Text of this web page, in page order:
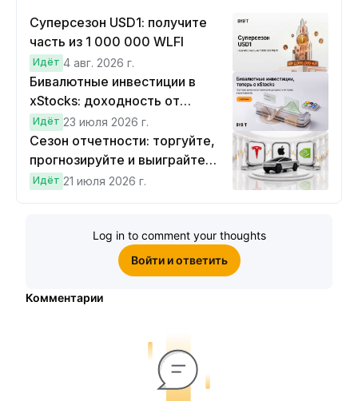
Суперсезон USD1: получите
часть из 1 000 000 WLFI
Идёт 4 авг. 2026 г.
Бивалютные инвестиции в
xStocks: доходность от
прогнозов
Идёт 23 июля 2026 г.
Сезон отчетности: торгуйте,
прогнозируйте и выиграйте
Cybertruck!
Идёт 21 июля 2026 г.
Log in to comment your thoughts
Войти и ответить
Комментарии